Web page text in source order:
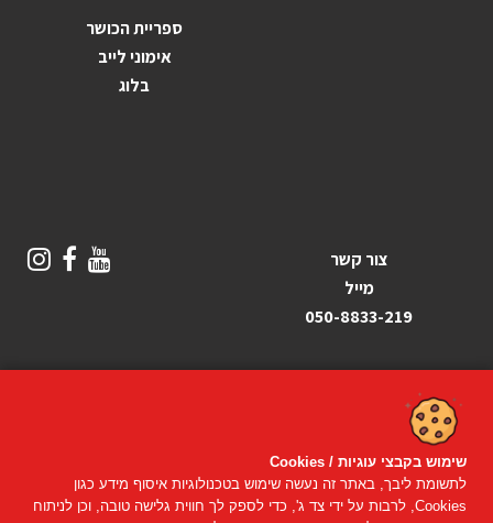
ספריית הכושר
אימוני לייב
בלוג
צור קשר
מייל
050-8833-219
© כל הזכויות שמורותפיטנס אונליין2019–2026
קניה מאובטחת
שימוש בקבצי עוגיות / Cookies
לתשומת ליבך, באתר זה נעשה שימוש בטכנולוגיות איסוף מידע כגון
Cookies, לרבות על ידי צד ג', כדי לספק לך חווית גלישה טובה, וכן לניתוח